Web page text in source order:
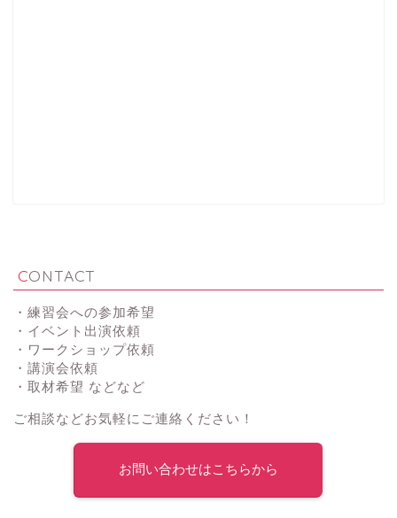
CONTACT
・練習会への参加希望
・イベント出演依頼
・ワークショップ依頼
・講演会依頼
・取材希望 などなど
ご相談などお気軽にご連絡ください！
お問い合わせはこちらから